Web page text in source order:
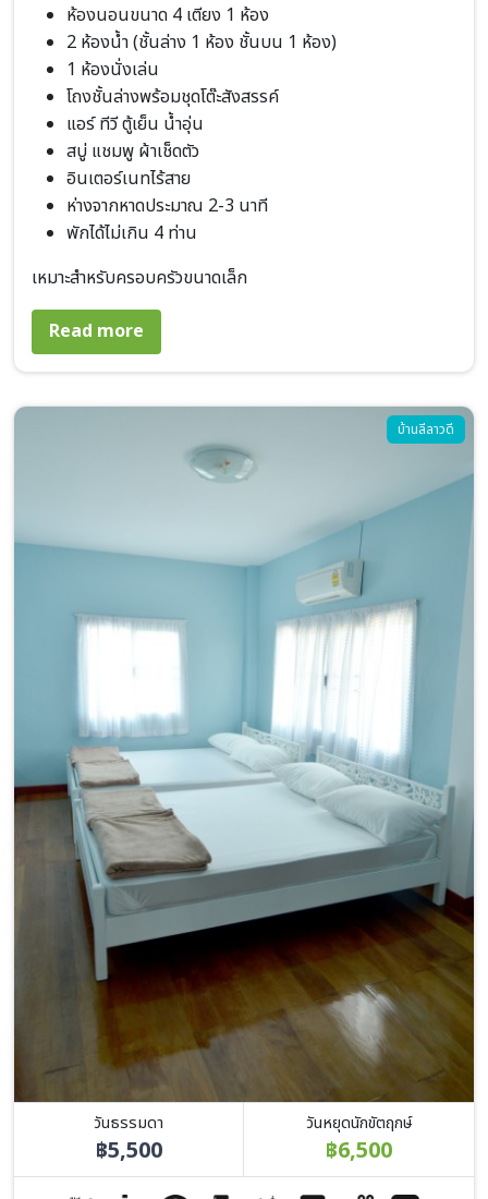
ห้องนอนขนาด 4 เตียง 1 ห้อง
2 ห้องน้ำ (ชั้นล่าง 1 ห้อง ชั้นบน 1 ห้อง)
1 ห้องนั่งเล่น
โถงชั้นล่างพร้อมชุดโต๊ะสังสรรค์
แอร์ ทีวี ตู้เย็น น้ำอุ่น
สบู่ แชมพู ผ้าเช็ดตัว
อินเตอร์เนทไร้สาย
ห่างจากหาดประมาณ 2-3 นาที
พักได้ไม่เกิน 4 ท่าน
​เหมาะสำหรับครอบครัวขนาดเล็ก
Read more
Image บ้านลีลาวดี
วันธรรมดา
฿5,500
วันหยุดนักขัตฤกษ์
฿6,500